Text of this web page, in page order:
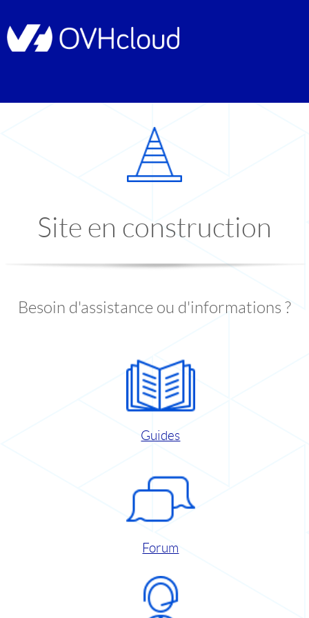
Site en construction
Besoin d'assistance ou d'informations ?
Guides
Forum